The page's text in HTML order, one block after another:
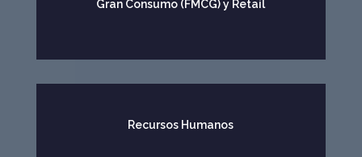
Gran Consumo (FMCG) y Retail
Recursos Humanos